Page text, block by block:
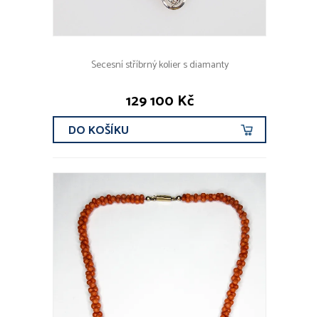
Secesní stříbrný kolier s diamanty
129 100 Kč
DO KOŠÍKU